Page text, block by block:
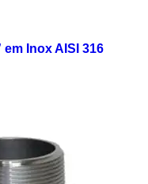
Inox AISI 316